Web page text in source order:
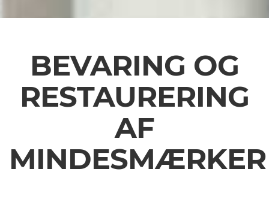
BEVARING OG
RESTAURERING
AF
MINDESMÆRKER